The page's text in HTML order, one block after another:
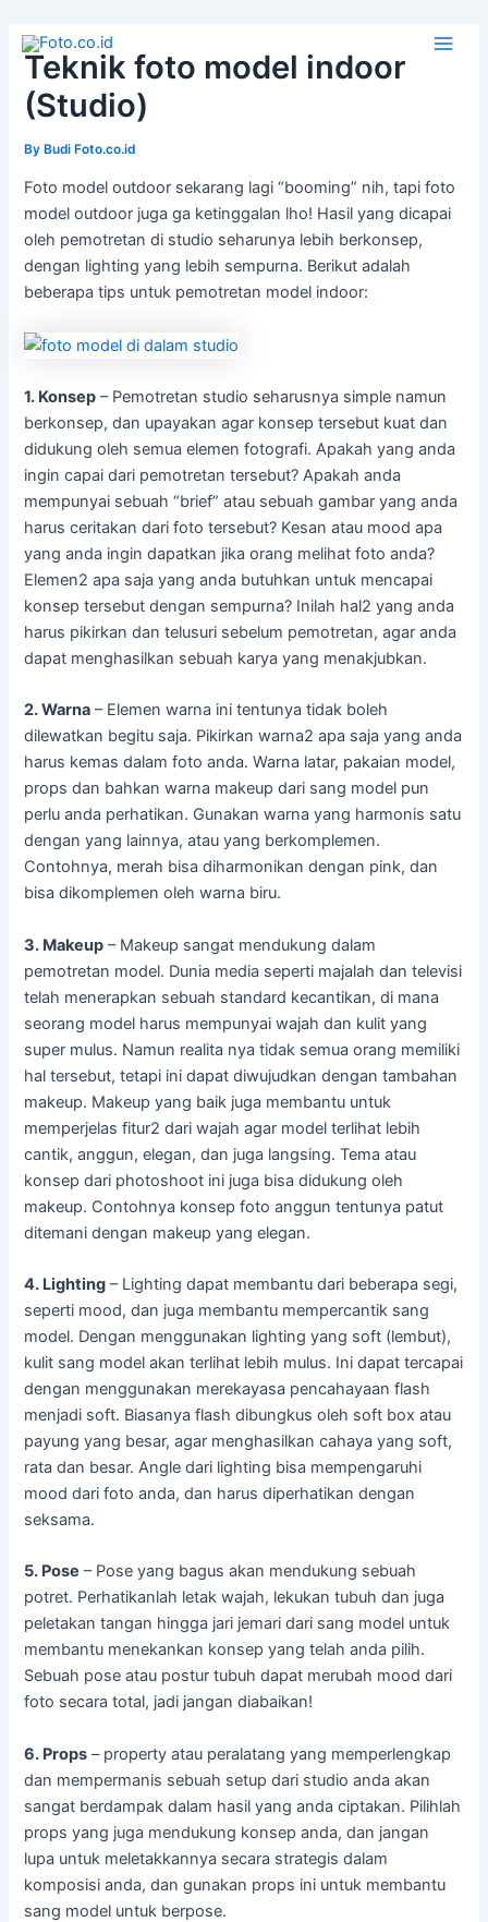
content
Teknik foto model indoor
(Studio)
ByBudi Foto.co.id
Foto model outdoor sekarang lagi “booming” nih, tapi foto
model outdoor juga ga ketinggalan lho! Hasil yang dicapai
oleh pemotretan di studio seharunya lebih berkonsep,
dengan lighting yang lebih sempurna. Berikut adalah
beberapa tips untuk pemotretan model indoor:
1. Konsep – Pemotretan studio seharusnya simple namun
berkonsep, dan upayakan agar konsep tersebut kuat dan
didukung oleh semua elemen fotografi. Apakah yang anda
ingin capai dari pemotretan tersebut? Apakah anda
mempunyai sebuah “brief” atau sebuah gambar yang anda
harus ceritakan dari foto tersebut? Kesan atau mood apa
yang anda ingin dapatkan jika orang melihat foto anda?
Elemen2 apa saja yang anda butuhkan untuk mencapai
konsep tersebut dengan sempurna? Inilah hal2 yang anda
harus pikirkan dan telusuri sebelum pemotretan, agar anda
dapat menghasilkan sebuah karya yang menakjubkan.
2. Warna – Elemen warna ini tentunya tidak boleh
dilewatkan begitu saja. Pikirkan warna2 apa saja yang anda
harus kemas dalam foto anda. Warna latar, pakaian model,
props dan bahkan warna makeup dari sang model pun
perlu anda perhatikan. Gunakan warna yang harmonis satu
dengan yang lainnya, atau yang berkomplemen.
Contohnya, merah bisa diharmonikan dengan pink, dan
bisa dikomplemen oleh warna biru.
3. Makeup – Makeup sangat mendukung dalam
pemotretan model. Dunia media seperti majalah dan televisi
telah menerapkan sebuah standard kecantikan, di mana
seorang model harus mempunyai wajah dan kulit yang
super mulus. Namun realita nya tidak semua orang memiliki
hal tersebut, tetapi ini dapat diwujudkan dengan tambahan
makeup. Makeup yang baik juga membantu untuk
memperjelas fitur2 dari wajah agar model terlihat lebih
cantik, anggun, elegan, dan juga langsing. Tema atau
konsep dari photoshoot ini juga bisa didukung oleh
makeup. Contohnya konsep foto anggun tentunya patut
ditemani dengan makeup yang elegan.
4. Lighting – Lighting dapat membantu dari beberapa segi,
seperti mood, dan juga membantu mempercantik sang
model. Dengan menggunakan lighting yang soft (lembut),
kulit sang model akan terlihat lebih mulus. Ini dapat tercapai
dengan menggunakan merekayasa pencahayaan flash
menjadi soft. Biasanya flash dibungkus oleh soft box atau
payung yang besar, agar menghasilkan cahaya yang soft,
rata dan besar. Angle dari lighting bisa mempengaruhi
mood dari foto anda, dan harus diperhatikan dengan
seksama.
5. Pose – Pose yang bagus akan mendukung sebuah
potret. Perhatikanlah letak wajah, lekukan tubuh dan juga
peletakan tangan hingga jari jemari dari sang model untuk
membantu menekankan konsep yang telah anda pilih.
Sebuah pose atau postur tubuh dapat merubah mood dari
foto secara total, jadi jangan diabaikan!
6. Props – property atau peralatang yang memperlengkap
dan mempermanis sebuah setup dari studio anda akan
sangat berdampak dalam hasil yang anda ciptakan. Pilihlah
props yang juga mendukung konsep anda, dan jangan
lupa untuk meletakkannya secara strategis dalam
komposisi anda, dan gunakan props ini untuk membantu
sang model untuk berpose.